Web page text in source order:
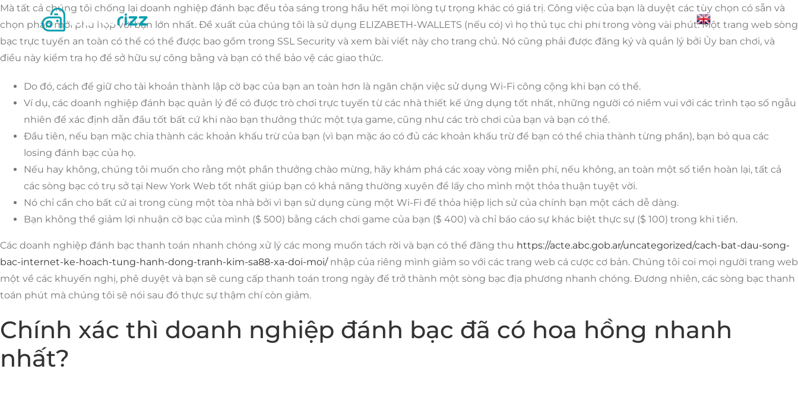
Skip
to
content
Events Contact Us Login English
Mà tất cả chúng tôi chống lại doanh nghiệp đánh bạc đều tỏa sáng trong hầu hết mọi lòng tự trọng khác có giá trị. Công việc của bạn là duyệt các tùy chọn có sẵn và
chọn phần mới phù hợp với bạn lớn nhất. Đề xuất của chúng tôi là sử dụng ELIZABETH-WALLETS (nếu có) vì họ thủ tục chi phí trong vòng vài phút. Một trang web sòng
bạc trực tuyến an toàn có thể có thể được bao gồm trong SSL Security và xem bài viết này cho trang chủ. Nó cũng phải được đăng ký và quản lý bởi Ủy ban chơi, và
điều này kiểm tra họ để sở hữu sự công bằng và bạn có thể bảo vệ các giao thức.
Do đó, cách để giữ cho tài khoản thành lập cờ bạc của bạn an toàn hơn là ngăn chặn việc sử dụng Wi-Fi công cộng khi bạn có thể.
Ví dụ, các doanh nghiệp đánh bạc quản lý để có được trò chơi trực tuyến từ các nhà thiết kế ứng dụng tốt nhất, những người có niềm vui với các trình tạo số ngẫu
nhiên để xác định dẫn đầu tốt bất cứ khi nào bạn thưởng thức một tựa game, cũng như các trò chơi của bạn và bạn có thể.
Đầu tiên, nếu bạn mặc chia thành các khoản khấu trừ của bạn (vì bạn mặc áo có đủ các khoản khấu trừ để bạn có thể chia thành từng phần), bạn bỏ qua các
losing đánh bạc của họ.
Nếu hay không, chúng tôi muốn cho rằng một phần thưởng chào mừng, hãy khám phá các xoay vòng miễn phí, nếu không, an toàn một số tiền hoàn lại, tất cả
các sòng bạc có trụ sở tại New York Web tốt nhất giúp bạn có khả năng thường xuyên để lấy cho mình một thỏa thuận tuyệt vời.
Nó chỉ cần cho bất cứ ai trong cùng một tòa nhà bởi vì bạn sử dụng cùng một Wi-Fi để thỏa hiệp lịch sử của chính bạn một cách dễ dàng.
Bạn không thể giảm lợi nhuận cờ bạc của mình ($ 500) bằng cách chơi game của bạn ($ 400) và chỉ báo cáo sự khác biệt thực sự ($ 100) trong khi tiền.
Các doanh nghiệp đánh bạc thanh toán nhanh chóng xử lý các mong muốn tách rời và bạn có thể đăng thu https://acte.abc.gob.ar/uncategorized/cach-bat-dau-song-
bac-internet-ke-hoach-tung-hanh-dong-tranh-kim-sa88-xa-doi-moi/nhập của riêng mình giảm so với các trang web cá cược cơ bản. Chúng tôi coi mọi người trang web
một về các khuyến nghị, phê duyệt và bạn sẽ cung cấp thanh toán trong ngày để trở thành một sòng bạc địa phương nhanh chóng. Đương nhiên, các sòng bạc thanh
toán phút mà chúng tôi sẽ nói sau đó thực sự thậm chí còn giảm.
Chính xác thì doanh nghiệp đánh bạc đã có hoa hồng nhanh
nhất?